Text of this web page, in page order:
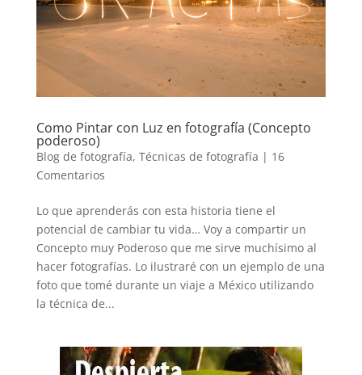
Como Pintar con Luz en fotografía (Concepto
poderoso)
Blog de fotografía, Técnicas de fotografía | 16
Comentarios
Lo que aprenderás con esta historia tiene el
potencial de cambiar tu vida… Voy a compartir un
Concepto muy Poderoso que me sirve muchísimo al
hacer fotografías. Lo ilustraré con un ejemplo de una
foto que tomé durante un viaje a México utilizando
la técnica de...